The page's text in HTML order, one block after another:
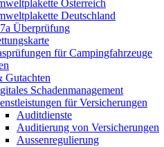
Österreich
Deutschland
Überprüfung
für Campingfahrzeuge
Gutachten
Schadenmanagement
für Versicherungen
Auditdienste
Auditierung von Versicherungen
Aussenregulierung